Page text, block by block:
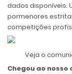
dados disponíveis.
pormenores
competições
Veja o
Chegou ao